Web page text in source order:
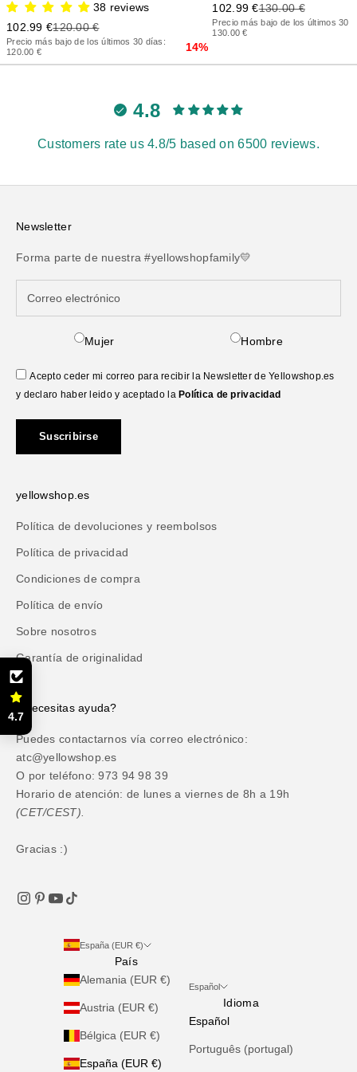
38 reviews
Precio de oferta
102.99 €Precio anterior
120.00 €
Precio más bajo de los últimos 30 días:
120.00 €
14%
Precio de oferta
102.99 €Precio anterior
130.00 €
Precio más bajo de los últimos 30
130.00 €
4.8
Customers rate us 4.8/5 based on 6500 reviews.
Newsletter
Forma parte de nuestra #yellowshopfamily💛
Mujer Hombre
Acepto ceder mi correo para recibir la Newsletter de Yellowshop.es
y declaro haber leido y aceptado la Política de privacidad
Suscribirse
yellowshop.es
Política de devoluciones y reembolsos
Política de privacidad
Condiciones de compra
Política de envío
Sobre nosotros
Garantía de originalidad
¿Necesitas ayuda?
Puedes contactarnos vía correo electrónico:
atc@yellowshop.es
O por teléfono: 973 94 98 39
Horario de atención: de lunes a viernes de 8h a 19h
(CET/CEST).
Gracias :)
España (EUR €)
País
Alemania (EUR €)
Austria (EUR €)
Bélgica (EUR €)
España (EUR €)
Español
Idioma
Español
Português (portugal)
4.7